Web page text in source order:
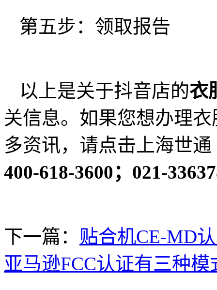
第五步：领取报告
以上是关于抖音店的衣
关信息。如果您想办理
多资讯，请点击上海世
400-618-3600；021-
下一篇： 贴合机CE-MD
亚马逊FCC认证有三种